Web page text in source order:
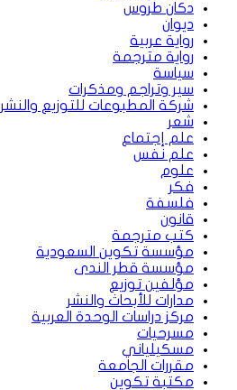
دكان طروس
ديوان
رواية عربية
رواية مترجمة
سياسة
سير وتراجم ومذكرات
شركة المطبوعات للتوزيع والنشر
شعر
علم إجتماع
علم نفس
علوم
فكر
فلسفة
قانون
كتب مترجمة
مؤسسة تكوين السعودية
مؤسسة قطر الندى
مؤلفين توزيع
مدارات للأبحاث والنشر
مركز دراسات الوحدة العربية
مسرحيات
مسكيلياني
مقررات الجامعة
مكتبة تكوين